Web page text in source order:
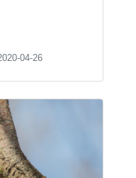
04-26